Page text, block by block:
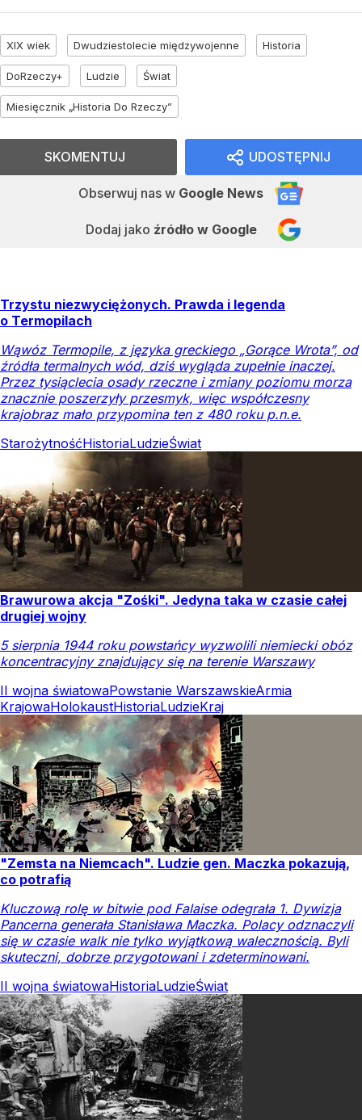
XIX wiek Dwudziestolecie międzywojenne Historia
DoRzeczy+ Ludzie Świat
Miesięcznik „Historia Do Rzeczy”
UDOSTĘPNIJ
Obserwuj nas w Google News
Dodaj jako źródło w Google
SKOMENTUJ
Trzystu niezwyciężonych. Prawda i legenda
o Termopilach
Wąwóz Termopile, z języka greckiego „Gorące Wrota”, od
źródła termalnych wód, dziś wygląda zupełnie inaczej.
Przez tysiąclecia osady rzeczne i zmiany poziomu morza
znacznie poszerzyły przesmyk, więc współczesny
krajobraz mało przypomina ten z 480 roku p.n.e.
StarożytnośćHistoriaLudzieŚwiat
Brawurowa akcja "Zośki". Jedyna taka w czasie całej
drugiej wojny
5 sierpnia 1944 roku powstańcy wyzwolili niemiecki obóz
koncentracyjny znajdujący się na terenie Warszawy
II wojna światowaPowstanie WarszawskieArmia
KrajowaHolokaustHistoriaLudzieKraj
"Zemsta na Niemcach". Ludzie gen. Maczka pokazują,
co potrafią
Kluczową rolę w bitwie pod Falaise odegrała 1. Dywizja
Pancerna generała Stanisława Maczka. Polacy odznaczyli
się w czasie walk nie tylko wyjątkową walecznością. Byli
skuteczni, dobrze przygotowani i zdeterminowani.
II wojna światowaHistoriaLudzieŚwiat